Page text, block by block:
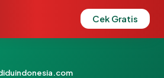
Cek Gratis